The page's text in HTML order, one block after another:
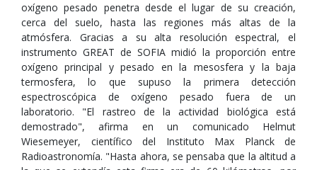
oxígeno pesado penetra desde el lugar de su creación,
cerca del suelo, hasta las regiones más altas de la
atmósfera. Gracias a su alta resolución espectral, el
instrumento GREAT de SOFIA midió la proporción entre
oxígeno principal y pesado en la mesosfera y la baja
termosfera, lo que supuso la primera detección
espectroscópica de oxígeno pesado fuera de un
laboratorio. "El rastreo de la actividad biológica está
demostrado", afirma en un comunicado Helmut
Wiesemeyer, científico del Instituto Max Planck de
Radioastronomía. "Hasta ahora, se pensaba que la altitud a